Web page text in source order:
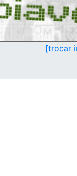
[trocar